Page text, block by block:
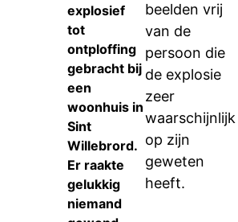
explosief
tot
ontploffing
gebracht bij
een
woonhuis in
Sint
Willebrord.
Er raakte
gelukkig
niemand
beelden vrij
van de
persoon die
de explosie
zeer
waarschijnlijk
op zijn
geweten
heeft.